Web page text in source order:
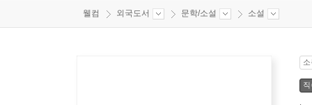
웰컴 외국도서 문학/소설 소설